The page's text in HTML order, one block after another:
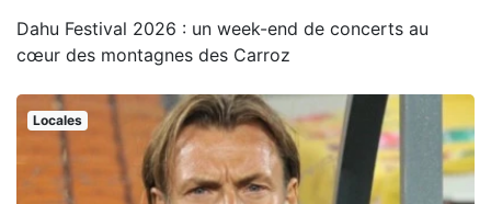
Dahu Festival 2026 : un week-end de concerts au
cœur des montagnes des Carroz
Locales